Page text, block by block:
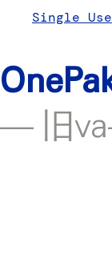
Single Use
— 旧